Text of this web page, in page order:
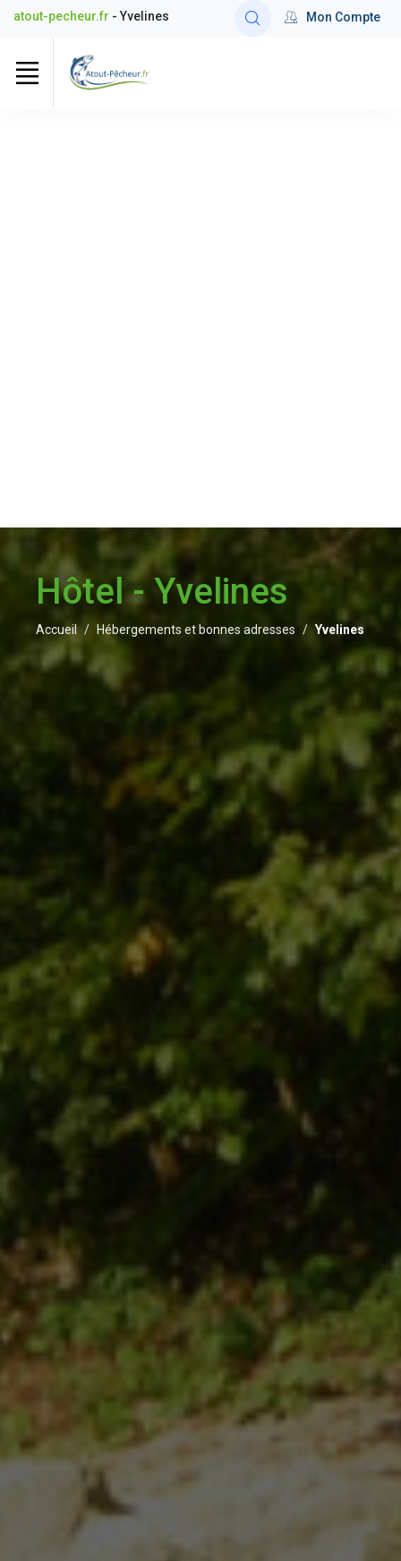
atout-pecheur.fr - Yvelines Mon Compte
Hôtel - Yvelines
Accueil Hébergements et bonnes adresses Yvelines